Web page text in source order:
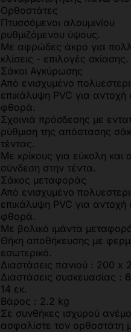
Ορθοστάτες
Πτυσσόμενοι αλουμινίου
ρυθμιζόμενου ύψους.
Με αφρώδες άκρο για
κλίσεις - επιλογές σκίασης.
Σάκοι Αγκύρωσης
Από ενισχυμένο
επικάλυψη PVC για αντοχή
φθορά.
Σχοινιά πρόσδεσης με
ρύθμιση της απόστασης
τέντας.
Με κρίκους για εύκολη και
σύνδεση στην τέντα.
Σάκος μεταφοράς
Από ενισχυμένο
επικάλυψη PVC για αντοχή
φθορά.
Με βολικό ιμάντα
Θήκη αποθήκευσης με
εσωτερικό.
Διαστάσεις πανιού : 200 x
Διαστάσεις συσκευασίας :
14 εκ.
Βάρος : 2.2 kg
Σε συνθήκες ισχυρού
ασφαλίστε τον ορθοστάτη